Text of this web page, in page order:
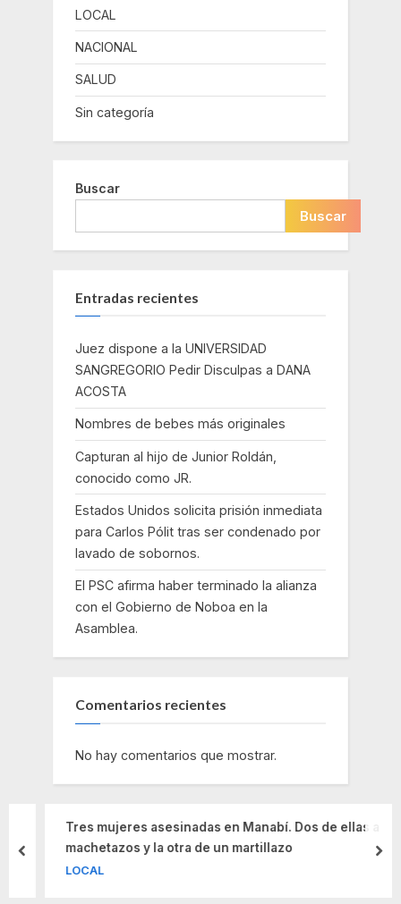
LOCAL
NACIONAL
SALUD
Sin categoría
Buscar
Buscar
Entradas recientes
Juez dispone a la UNIVERSIDAD
SANGREGORIO Pedir Disculpas a DANA
ACOSTA
Nombres de bebes más originales
Capturan al hijo de Junior Roldán,
conocido como JR.
Estados Unidos solicita prisión inmediata
para Carlos Pólit tras ser condenado por
lavado de sobornos.
El PSC afirma haber terminado la alianza
con el Gobierno de Noboa en la
Asamblea.
Comentarios recientes
No hay comentarios que mostrar.
Tres mujeres asesinadas en Manabí. Dos de ellas a
machetazos y la otra de un martillazo
LOCAL
prev